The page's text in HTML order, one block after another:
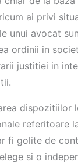
ai privi
unui avocat
ordinii in
justitiei in
dispozitiilor
referitoare
fi golite de
si o